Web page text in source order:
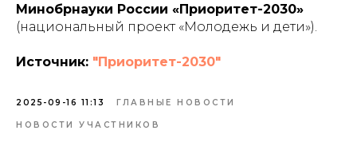
Минобрнауки России «Приоритет-2030»
(национальный проект «Молодежь и дети»).
Источник: "Приоритет-2030"
2025-09-16 11:13 ГЛАВНЫЕ НОВОСТИ
НОВОСТИ УЧАСТНИКОВ